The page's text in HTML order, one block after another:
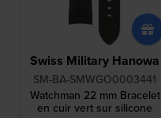
Swiss Military Hanowa
SM-BA-SMWGO0003441
Watchman 22 mm Bracelet
en cuir vert sur silicone